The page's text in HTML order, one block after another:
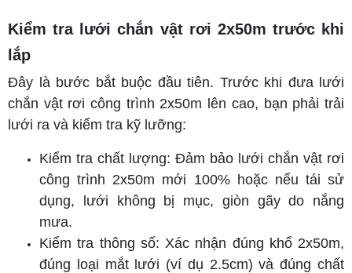
Kiểm tra lưới chắn vật rơi 2x50m trước khi
lắp
Đây là bước bắt buộc đầu tiên. Trước khi đưa lưới
chắn vật rơi công trình 2x50m lên cao, bạn phải trải
lưới ra và kiểm tra kỹ lưỡng:
Kiểm tra chất lượng: Đảm bảo lưới chắn vật rơi
công trình 2x50m mới 100% hoặc nếu tái sử
dụng, lưới không bị mục, giòn gãy do nắng
mưa.
Kiểm tra thông số: Xác nhận đúng khổ 2x50m,
đúng loại mắt lưới (ví dụ 2.5cm) và đúng chất